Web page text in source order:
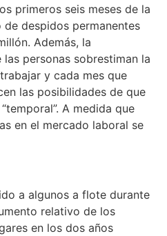
primeros seis meses de la
de despidos permanentes
Además, la
personas sobrestiman la
y cada mes que
las posibilidades de que
A medida que
en el mercado laboral se
a algunos a flote durante
relativo de los
en los dos años